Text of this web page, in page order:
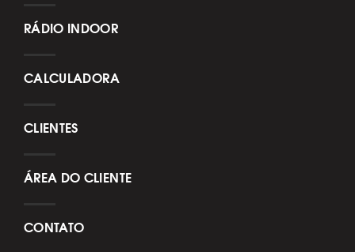
RÁDIO INDOOR
CALCULADORA
CLIENTES
ÁREA DO CLIENTE
CONTATO